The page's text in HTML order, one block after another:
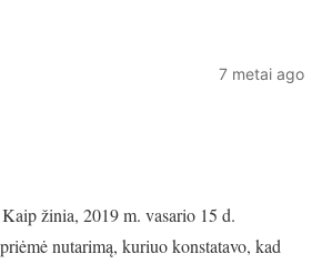
7 metai ago
Kaip žinia, 2019 m. vasario 15 d.
nutarimą, kuriuo konstatavo, kad